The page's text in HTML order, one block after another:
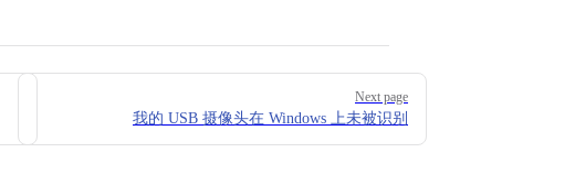
Next page
我的 USB 摄像头在 Windows 上未被识别